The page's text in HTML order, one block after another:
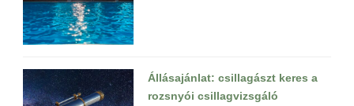
Állásajánlat: csillagászt keres a
rozsnyói csillagvizsgáló